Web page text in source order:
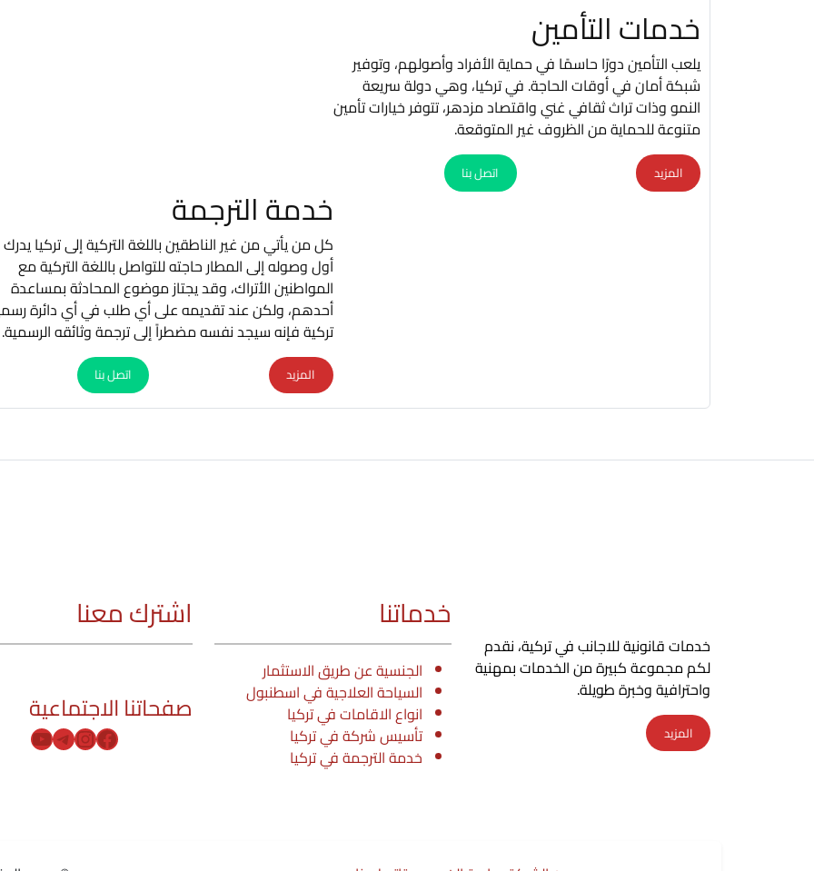
خدمات التأمين
يلعب التأمين دورًا حاسمًا في حماية الأفراد وأصولهم، وتوفير
شبكة أمان في أوقات الحاجة. في تركيا، وهي دولة سريعة
النمو وذات تراث ثقافي غني واقتصاد مزدهر، تتوفر خيارات تأمين
متنوعة للحماية من الظروف غير المتوقعة.
المزيد اتصل بنا
خدمة الترجمة
كل من يأتي من غير الناطقين باللغة التركية إلى تركيا
أول وصوله إلى المطار حاجته للتواصل باللغة التركية مع
المواطنين الأتراك، وقد يجتاز موضوع المحادثة بمساعدة
أحدهم، ولكن عند تقديمه على أي طلب في أي دائرة
تركية فإنه سيجد نفسه مضطراً إلى ترجمة وثائقه الرسمية.
المزيد اتصل بنا
خدمات قانونية للاجانب في تركية، نقدم
لكم مجموعة كبيرة من الخدمات بمهنية
واحترافية وخبرة طويلة.
المزيد
خدماتنا
الجنسية عن طريق الاستثمار
السياحة العلاجية في اسطنبول
انواع الاقامات في تركيا
تأسيس شركة في تركيا
خدمة الترجمة في تركيا
اشترك معنا
صفحاتنا الاجتماعية
Facebook
Instagram
Telegram
YouTube